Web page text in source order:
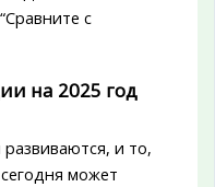
с
на 2025 год
и то,
может